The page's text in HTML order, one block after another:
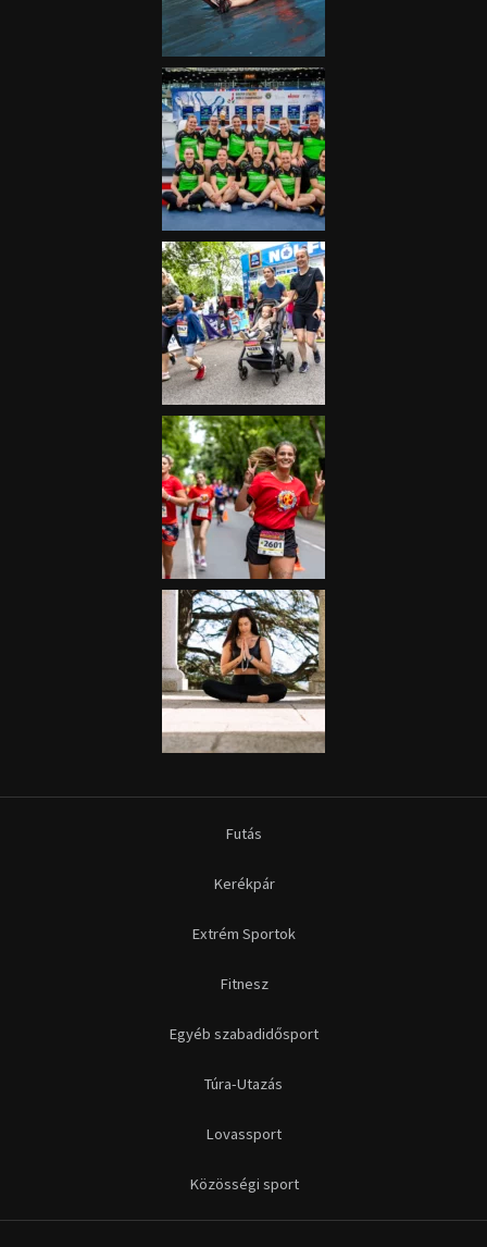
Futás
Kerékpár
Extrém Sportok
Fitnesz
Egyéb szabadidősport
Túra-Utazás
Lovassport
Közösségi sport